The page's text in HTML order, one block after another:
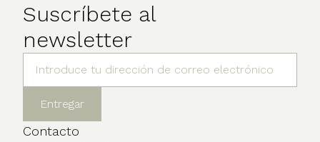
Suscríbete al
newsletter
Contacto